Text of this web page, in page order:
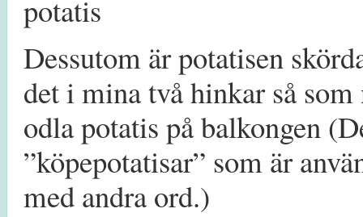
Dessutom är potatisen
det i mina två hinkar så
odla potatis på balkongen
”köpepotatisar” som är
med andra ord.)